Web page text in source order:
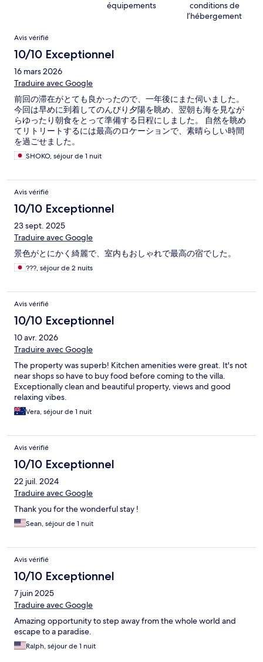
équipements
conditions de
l’hébergement
Avis
Avis vérifié
10/10 Exceptionnel
16 mars 2026
Traduire avec Google
前回の滞在がとても良かったので、一年後にまた伺いました。
今回は早めに到着してのんびり夕陽を眺め、翌朝も海を見なが
らゆったり朝食をとって準備する日程にしました。 自然を眺め
てリトリートするには最高のロケーションで、素晴らしい時間
を過ごせました。
SHOKO, séjour de 1 nuit
Avis vérifié
10/10 Exceptionnel
23 sept. 2025
Traduire avec Google
景色がとにかく綺麗で、室内もおしゃれで最高の宿でした。
???, séjour de 2 nuits
Avis vérifié
10/10 Exceptionnel
10 avr. 2026
Traduire avec Google
The property was superb! Kitchen amenities were great. It's not
near shops so have to buy food before coming to the villa.
Exceptionally clean and beautiful property, views and good
relaxing vibes.
Vera, séjour de 1 nuit
Avis vérifié
10/10 Exceptionnel
22 juil. 2024
Traduire avec Google
Thank you for the wonderful stay !
Sean, séjour de 1 nuit
Avis vérifié
10/10 Exceptionnel
7 juin 2025
Traduire avec Google
Amazing opportunity to step away from the whole world and
escape to a paradise.
Ralph, séjour de 1 nuit